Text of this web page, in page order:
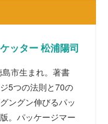
ッター 松浦陽司
市生まれ。著書
5つの法則と70の
ングン伸びるパッ
。パッケージマー